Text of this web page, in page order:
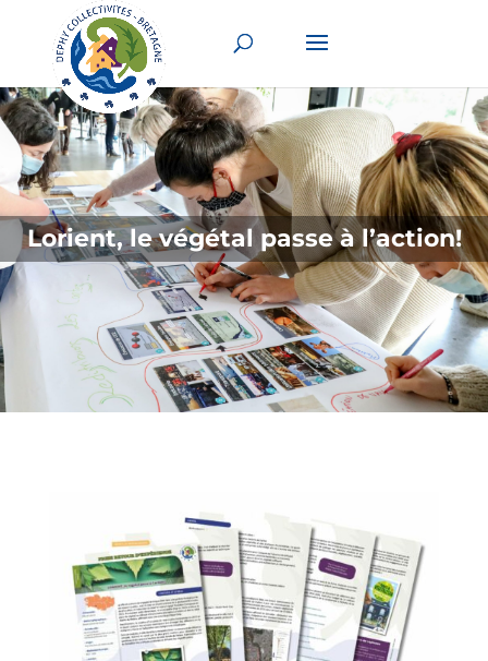
Lorient, le végétal passe à l’action!